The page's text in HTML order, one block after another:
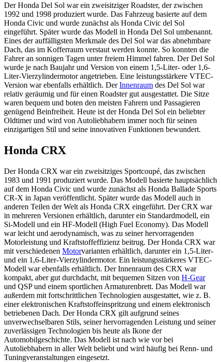
Der Honda Del Sol war ein zweisitziger Roadster, der zwischen
1992 und 1998 produziert wurde. Das Fahrzeug basierte auf dem
Honda Civic und wurde zunächst als Honda Civic del Sol
eingeführt. Später wurde das Modell in Honda Del Sol umbenannt.
Eines der auffälligsten Merkmale des Del Sol war das abnehmbare
Dach, das im Kofferraum verstaut werden konnte. So konnten die
Fahrer an sonnigen Tagen unter freiem Himmel fahren. Der Del Sol
wurde je nach Baujahr und Version von einem 1,5-Liter- oder 1,6-
Liter-Vierzylindermotor angetrieben. Eine leistungsstärkere VTEC-
Version war ebenfalls erhältlich. DerInnenraum des Del Sol war
relativ geräumig und für einen Roadster gut ausgestattet. Die Sitze
waren bequem und boten den meisten Fahrern und Passagieren
genügend Beinfreiheit. Heute ist der Honda Del Sol ein beliebter
Oldtimer und wird von Autoliebhabern immer noch für seinen
einzigartigen Stil und seine innovativen Funktionen bewundert.
Honda CRX
Der Honda CRX war ein zweisitziges Sportcoupé, das zwischen
1983 und 1991 produziert wurde. Das Modell basierte hauptsächlich
auf dem Honda Civic und wurde zunächst als Honda Ballade Sports
CR-X in Japan veröffentlicht. Später wurde das Modell auch in
anderen Teilen der Welt als Honda CRX eingeführt. Der CRX war
in mehreren Versionen erhältlich, darunter ein Standardmodell, ein
Si-Modell und ein HF-Modell (High Fuel Economy). Das Modell
war leicht und aerodynamisch, was zu seiner hervorragenden
Motorleistung und Kraftstoffeffizienz beitrug. Der Honda CRX war
mit verschiedenen Motorvarianten erhältlich, darunter ein 1,5-Liter-
und ein 1,6-Liter-Vierzylindermotor. Ein leistungsstärkeres VTEC-
Modell war ebenfalls erhältlich. Der Innenraum des CRX war
kompakt, aber gut durchdacht, mit bequemen Sitzen von H-Gear
und QSP und einem sportlichen Armaturenbrett. Das Modell war
außerdem mit fortschrittlichen Technologien ausgestattet, wie z. B.
einer elektronischen Kraftstoffeinspritzung und einem elektronisch
betriebenen Dach. Der Honda CRX gilt aufgrund seines
unverwechselbaren Stils, seiner hervorragenden Leistung und seiner
zuverlässigen Technologien bis heute als Ikone der
Automobilgeschichte. Das Modell ist nach wie vor bei
Autoliebhabern in aller Welt beliebt und wird häufig bei Renn- und
Tuningveranstaltungen eingesetzt.